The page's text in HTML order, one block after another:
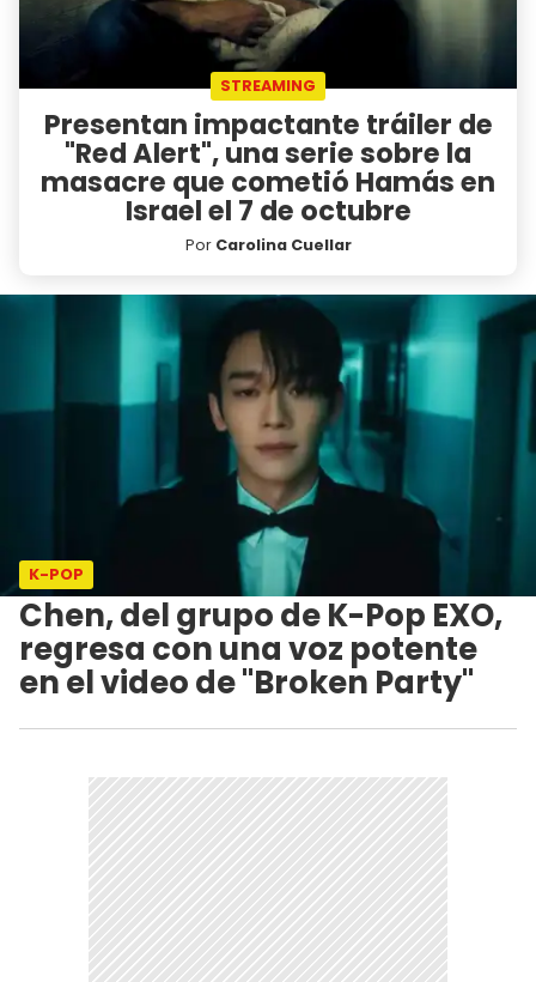
STREAMING
Presentan impactante tráiler de
"Red Alert", una serie sobre la
masacre que cometió Hamás en
Israel el 7 de octubre
Por Carolina Cuellar
K-POP
Chen, del grupo de K-Pop EXO,
regresa con una voz potente
en el video de "Broken Party"